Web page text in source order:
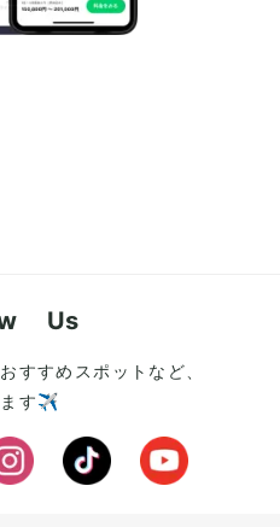
Us
すすめスポットなど、
ます✈️